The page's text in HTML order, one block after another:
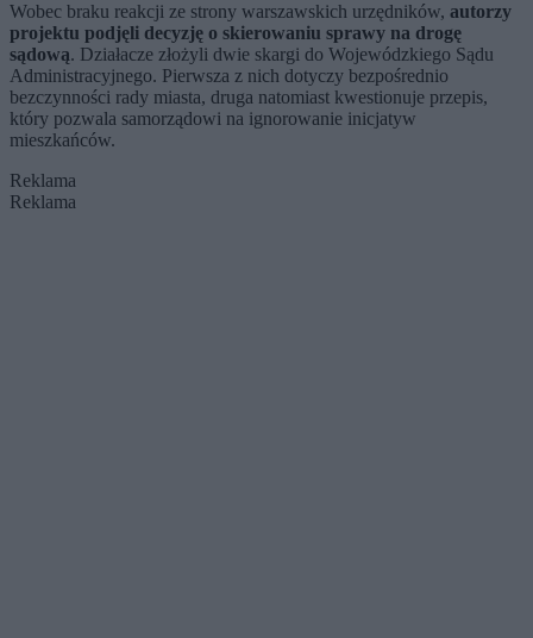
Wobec braku reakcji ze strony warszawskich urzędników, autorzy
projektu podjęli decyzję o skierowaniu sprawy na drogę
sądową. Działacze złożyli dwie skargi do Wojewódzkiego Sądu
Administracyjnego. Pierwsza z nich dotyczy bezpośrednio
bezczynności rady miasta, druga natomiast kwestionuje przepis,
który pozwala samorządowi na ignorowanie inicjatyw
mieszkańców.
Reklama
Reklama